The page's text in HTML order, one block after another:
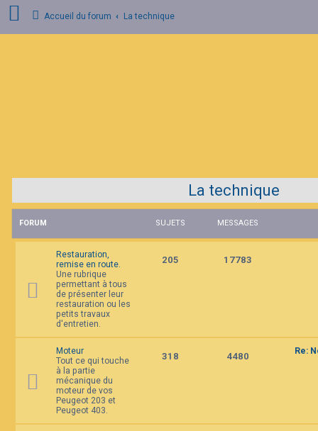
s
i
A
Accueil du forum La technique
La technique
FORUM SUJETS MESSAGES
Restauration,
remise en route.
Une rubrique
permettant à tous
de présenter leur
restauration ou les
petits travaux
d'entretien.
205 17783
Moteur
Tout ce qui touche
à la partie
mécanique du
moteur de vos
Peugeot 203 et
Peugeot 403.
318 4480 Re: